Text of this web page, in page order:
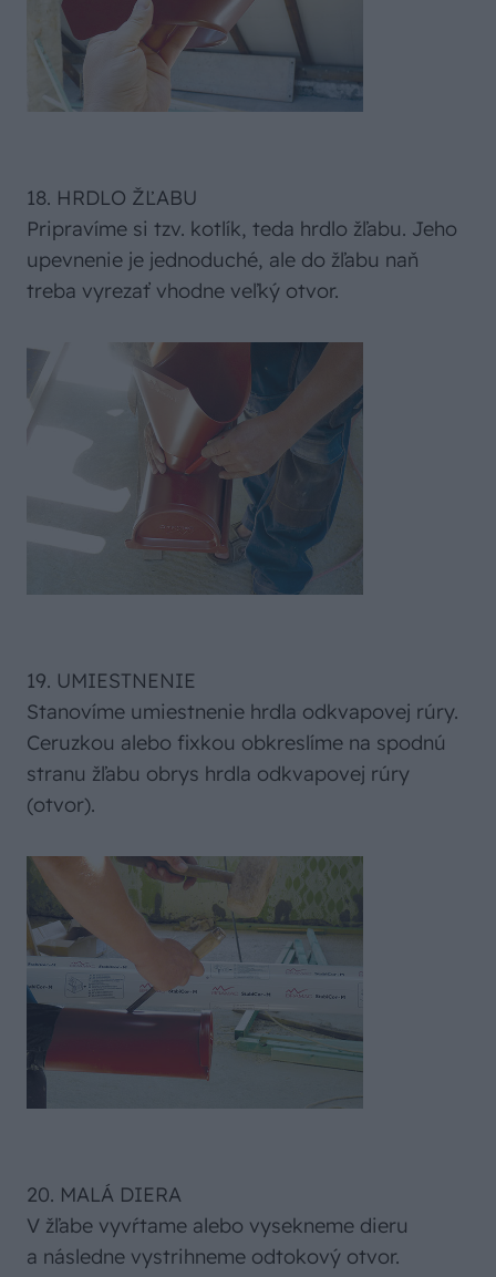
18. HRDLO ŽĽABU
Pripravíme si tzv. kotlík, teda hrdlo žľabu. Jeho
upevnenie je jednoduché, ale do žľabu naň
treba vyrezať vhodne veľký otvor.
19. UMIESTNENIE
Stanovíme umiestnenie hrdla odkvapovej rúry.
Ceruzkou alebo fixkou obkreslíme na spodnú
stranu žľabu obrys hrdla odkvapovej rúry
(otvor).
20. MALÁ DIERA
V žľabe vyvŕtame alebo vysekneme dieru
a následne vystrihneme odtokový otvor.